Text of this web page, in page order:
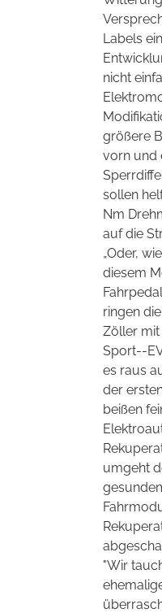
Labels
nicht
größere
vorn und
sollen
Nm
auf die
„Oder,
diesem
ringen
Zöller mit
Sport--
es raus
der
beißen
umgeht
"Wir